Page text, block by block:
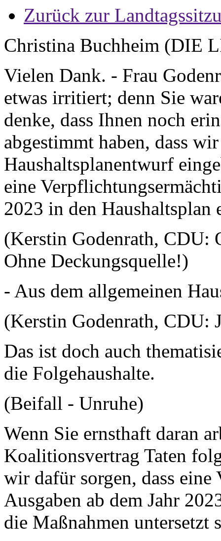
Zurück zur
Christina Buchheim (DIE
Vielen Dank. - Frau
etwas irritiert; denn Sie
denke, dass Ihnen noch
abgestimmt haben, dass
Haushaltsplanentwurf
eine
2023 in den Haushaltsplan
(Kerstin Godenrath, CDU:
Ohne Deckungsquelle!)
- Aus dem allgemeinen
(Kerstin Godenrath, CDU:
Das ist doch auch
die Folgehaushalte.
(Beifall - Unruhe)
Wenn Sie ernsthaft daran
Koalitionsvertrag Taten
wir dafür sorgen, dass
Ausgaben ab dem Jahr
die Maßnahmen untersetzt